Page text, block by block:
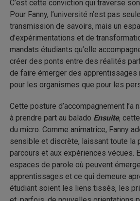
C’est cette conviction qui traverse
Pour Fanny, l’université n’est pas
transmission de savoirs, mais un
d’expérimentations et de
mandats étudiants qu’elle
créer des ponts entre des réalités
de faire émerger des apprentissages
pour les organismes que pour les
Cette posture d’accompagnement l’a
à prendre part au balado Ensuìte,
du micro. Comme animatrice, Fanny
sensible et discrète, laissant toute la
parcours et aux expériences vécues.
espaces de parole où peuvent
apprentissages et ce qui demeure
étudiant soient les liens tissés, les